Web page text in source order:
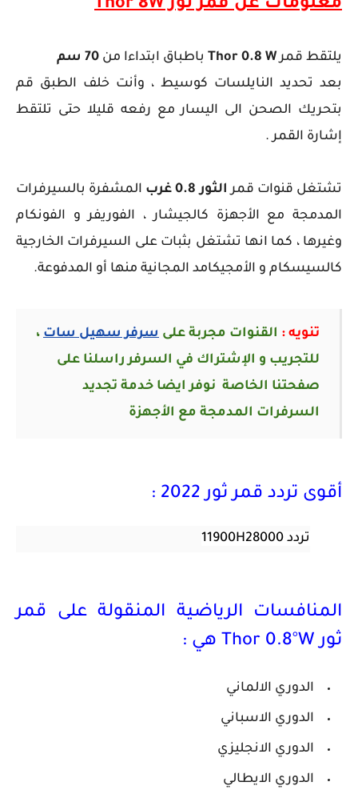
معلومات عن قمر ثور Thor 8W
يلتقط قمرThor 0.8 W باطباق ابتداءا من 70 سم
بعد تحديد النايلسات كوسيط ، وأنت خلف الطبق قم
بتحريك الصحن الى اليسار مع رفعه قليلا حتى تلتقط
إشارة القمر .
تشتغل قنوات قمر الثور 0.8 غرب
المشفرة بالسيرفرات
المدمجة مع الأجهزة كالجيشار ، الفوريفر و الفونكام
وغيرها ، كما انها تشتغل بثبات على السيرفرات الخارجية
كالسيسكام و الأمجيكامد المجانية منها أو المدفوعة.
تنويه : القنوات مجربة على سرفر سهيل سات ،
للتجريب و الإشتراك في السرفر راسلنا على
صفحتنا الخاصة نوفر ايضا خدمة تجديد
السرفرات المدمجة مع الأجهزة
أقوى تردد قمر ثور 2022 :
تردد 11900H28000
المنافسات الرياضية المنقولة على قمر
ثور Thor 0.8°W هي :
الدوري الالماني
الدوري الاسباني
الدوري الانجليزي
الدوري الايطالي